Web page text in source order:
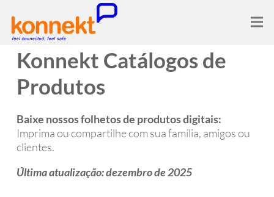
Konnekt Catálogos de
Produtos
Baixe nossos folhetos de produtos digitais:
Imprima ou compartilhe com sua família, amigos ou
clientes.
Última atualização: dezembro de 2025